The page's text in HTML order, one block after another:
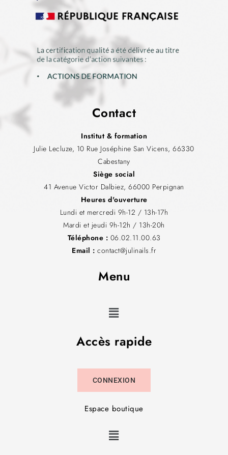
Contact
Institut & formation
Julie Lecluze, 10 Rue Joséphine San Vicens, 66330
Cabestany
Siège social
41 Avenue Victor Dalbiez, 66000 Perpignan
Heures d'ouverture
Lundi et mercredi 9h-12 / 13h-17h
Mardi et jeudi 9h-12h / 13h-20h
Téléphone : 06.02.11.00.63
Email : contact@julinails.fr
Menu
Accès rapide
CONNEXION
Espace boutique